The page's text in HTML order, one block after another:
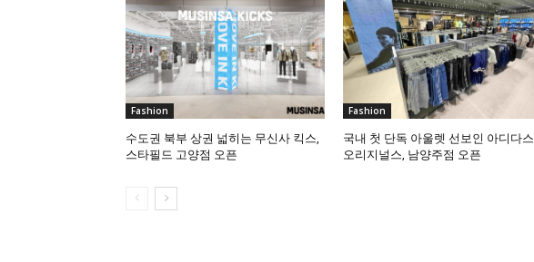
Fashion
수도권 북부 상권 넓히는 무신사 킥스,
스타필드 고양점 오픈
Fashion
국내 첫 단독 아울렛 선보인 아디다스
오리지널스, 남양주점 오픈